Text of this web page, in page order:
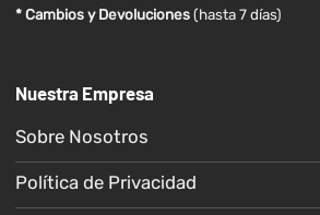
* Cambios y Devoluciones (hasta 7 días)
Nuestra Empresa
Sobre Nosotros
Política de Privacidad